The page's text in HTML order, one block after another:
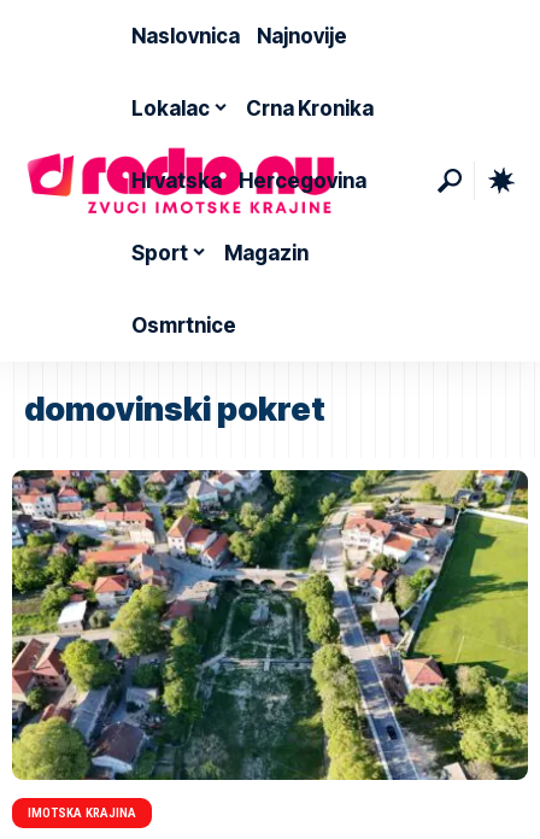
Naslovnica Najnovije
Lokalac Crna Kronika
Hrvatska Hercegovina
Sport Magazin
Osmrtnice
domovinski pokret
IMOTSKA KRAJINA